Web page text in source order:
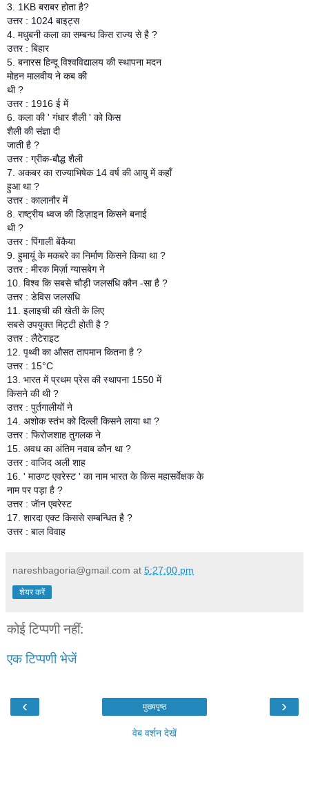
3. 1KB बराबर होता है?
उत्तर : 1024 बाइट्स
4. मधुबनी कला का सम्बन्ध किस राज्य से है ?
उत्तर : बिहार
5. बनारस हिन्दू विश्वविद्यालय की स्थापना मदन
मोहन मालवीय ने कब की
थी ?
उत्तर : 1916 ई में
6. कला की ' गंधार शैली ' को किस
शैली की संज्ञा दी
जाती है ?
उत्तर : ग्रीक-बौद्ध शैली
7. अकबर का राज्याभिषेक 14 वर्ष की आयु में कहाँ
हुआ था ?
उत्तर : कालानौर में
8. राष्ट्रीय ध्वज की डिज़ाइन किसने बनाई
थी ?
उत्तर : पिंगाली बेंकैया
9. हुमायूं के मकबरे का निर्माण किसने किया था ?
उत्तर : मीरक मिर्ज़ा ग्यासबेग ने
10. विश्व कि सबसे चौड़ी जलसंधि कौन -सा है ?
उत्तर : डेविस जलसंधि
11. इलाइची की खेती के लिए
सबसे उपयुक्त मिट्टी होती है ?
उत्तर : लैटेराइट
12. पृथ्वी का औसत तापमान कितना है ?
उत्तर : 15°C
13. भारत में प्रथम प्रेस की स्थापना 1550 में
किसने की थी ?
उत्तर : पुर्तगालीयों ने
14. अशोक स्तंभ को दिल्ली किसने लाया था ?
उत्तर : फिरोजशाह तुगलक ने
15. अवध का अंतिम नवाब कौन था ?
उत्तर : वाजिद अली शाह
16. ' माउण्ट एवरेस्ट ' का नाम भारत के किस महासर्वेक्षक के
नाम पर पड़ा है ?
उत्तर : जॅान एवरेस्ट
17. शारदा एक्ट किससे सम्बन्धित है ?
उत्तर : बाल विवाह
nareshbagoria@gmail.com at 5:27:00 pm
शेयर करें
कोई टिप्पणी नहीं:
एक टिप्पणी भेजें
‹ ›
मुख्यपृष्ठ
वेब वर्शन देखें